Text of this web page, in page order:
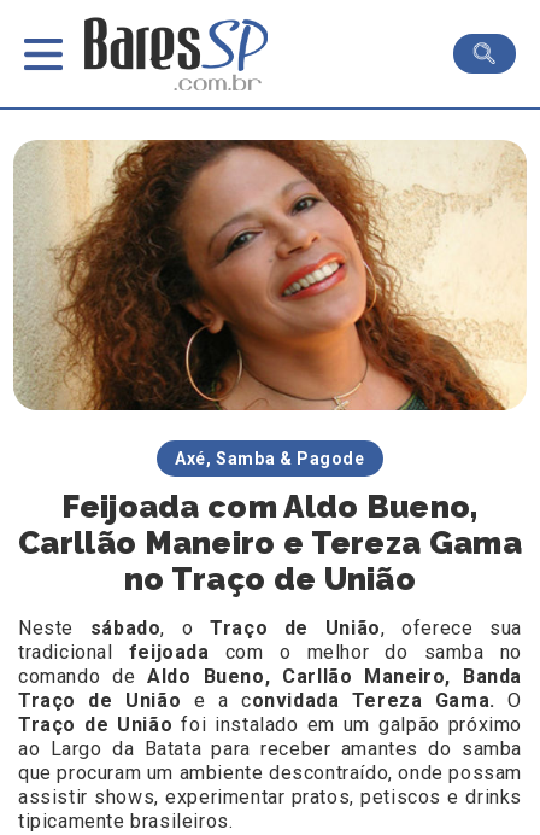
Axé, Samba & Pagode
Feijoada com Aldo Bueno,
Carllão Maneiro e Tereza Gama
no Traço de União
Neste sábado, oTraço de União, oferece sua
tradicional feijoada com o melhor do samba no
comando deAldo Bueno, Carllão Maneiro, Banda
Traço de União e a convidada Tereza Gama. O
Traço de União foi instalado em um galpão próximo
ao Largo da Batata para receber amantes do samba
que procuram um ambiente descontraído, onde possam
assistir shows, experimentar pratos, petiscos e drinks
tipicamente brasileiros.